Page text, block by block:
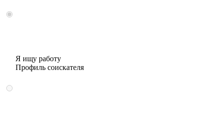
Я ищу работу
Профиль соискателя